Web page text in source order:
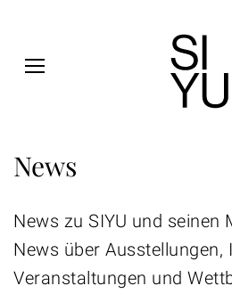
News
News zu SIYU und seinen
News über Ausstellungen,
Veranstaltungen und